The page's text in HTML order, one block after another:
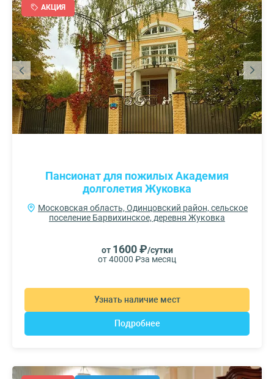
АКЦИЯ
Пансионат для пожилых Академия
долголетия Жуковка
Московская область, Одинцовский район, сельское
поселение Барвихинское, деревня Жуковка
от 1600 ₽/сутки
от 40000 ₽за месяц
Узнать наличие мест
Подробнее